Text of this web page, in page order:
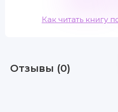
Как читать книгу
Отзывы (0)